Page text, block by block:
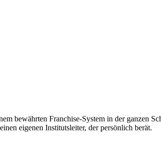
bewährten Franchise-System in der ganzen
eigenen Institutsleiter, der persönlich berät.